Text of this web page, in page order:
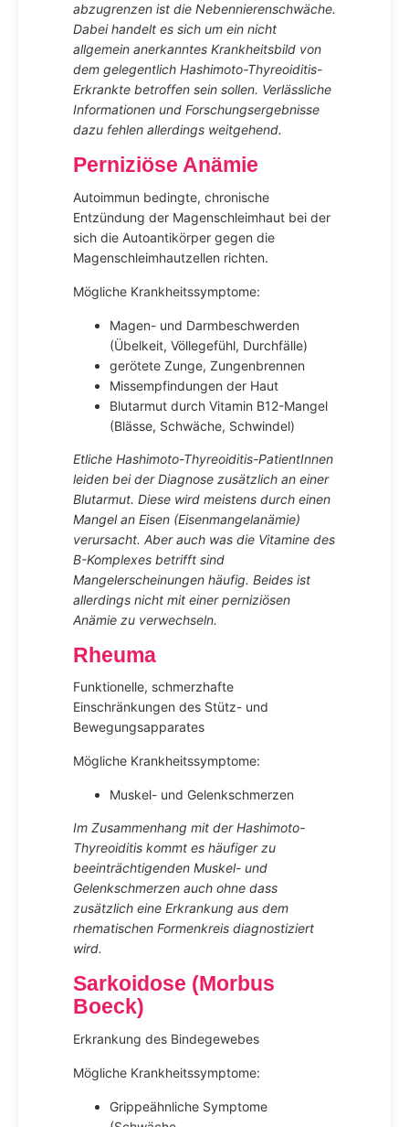
abzugrenzen ist die Nebennierenschwäche.
Dabei handelt es sich um ein nicht
allgemein anerkanntes Krankheitsbild von
dem gelegentlich Hashimoto-Thyreoiditis-
Erkrankte betroffen sein sollen. Verlässliche
Informationen und Forschungsergebnisse
dazu fehlen allerdings weitgehend.
Perniziöse Anämie
Autoimmun bedingte, chronische
Entzündung der Magenschleimhaut bei der
sich die Autoantikörper gegen die
Magenschleimhautzellen richten.
Mögliche Krankheitssymptome:
Magen- und Darmbeschwerden
(Übelkeit, Völlegefühl, Durchfälle)
gerötete Zunge, Zungenbrennen
Missempfindungen der Haut
Blutarmut durch Vitamin B12-Mangel
(Blässe, Schwäche, Schwindel)
Etliche Hashimoto-Thyreoiditis-PatientInnen
leiden bei der Diagnose zusätzlich an einer
Blutarmut. Diese wird meistens durch einen
Mangel an Eisen (Eisenmangelanämie)
verursacht. Aber auch was die Vitamine des
B-Komplexes betrifft sind
Mangelerscheinungen häufig. Beides ist
allerdings nicht mit einer perniziösen
Anämie zu verwechseln.
Rheuma
Funktionelle, schmerzhafte
Einschränkungen des Stütz- und
Bewegungsapparates
Mögliche Krankheitssymptome:
Muskel- und Gelenkschmerzen
Im Zusammenhang mit der Hashimoto-
Thyreoiditis kommt es häufiger zu
beeinträchtigenden Muskel- und
Gelenkschmerzen auch ohne dass
zusätzlich eine Erkrankung aus dem
rhematischen Formenkreis diagnostiziert
wird.
Sarkoidose (Morbus
Boeck)
Erkrankung des Bindegewebes
Mögliche Krankheitssymptome:
Grippeähnliche Symptome